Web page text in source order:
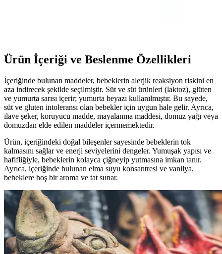
Ürün İçeriği ve Beslenme Özellikleri
İçeriğinde bulunan maddeler, bebeklerin alerjik reaksiyon riskini en
aza indirecek şekilde seçilmiştir. Süt ve süt ürünleri (laktoz), glüten
ve yumurta sarısı içerir; yumurta beyazı kullanılmıştır. Bu sayede,
süt ve gluten intoleransı olan bebekler için uygun hale gelir. Ayrıca,
ilave şeker, koruyucu madde, mayalanma maddesi, domuz yağı veya
domuzdan elde edilen maddeler içermemektedir.
Ürün, içeriğindeki doğal bileşenler sayesinde bebeklerin tok
kalmasını sağlar ve enerji seviyelerini dengeler. Yumuşak yapısı ve
hafifliğiyle, bebeklerin kolayca çiğneyip yutmasına imkan tanır.
Ayrıca, içeriğinde bulunan elma suyu konsantresi ve vanilya,
bebeklere hoş bir aroma ve tat sunar.